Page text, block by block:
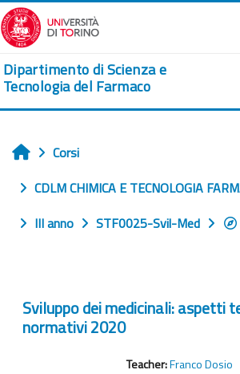
Vai al contenuto principale
Dipartimento di Scienza e
Tecnologia del Farmaco
Home
Corsi
CDLM CHIMICA E TECNOLOGIA
III anno
STF0025-Svil-Med
Sviluppo dei medicinali: aspetti
normativi 2020
Teacher:Franco Dosio